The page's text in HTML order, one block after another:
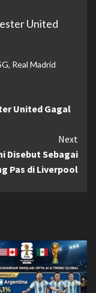
United
, Real Madrid
United Gagal
Next
Disebut Sebagai
Pas di Liverpool